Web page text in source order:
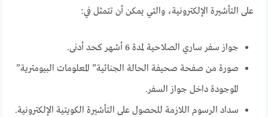
على التأشيرة الإلكترونية، والتي يمكن أن تتمثل في:
جواز سفر ساري الصلاحية لمدة 6 أشهر كحد أدنى.
صورة من صفحة صحيفة الحالة الجنائية” المعلومات البيومترية”
الموجودة داخل جواز السفر.
سداد الرسوم اللازمة للحصول على التأشيرة الكويتية الإلكترونية.